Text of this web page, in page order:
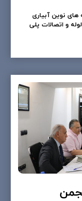
نوین آبیاری
و اتصالات پلی